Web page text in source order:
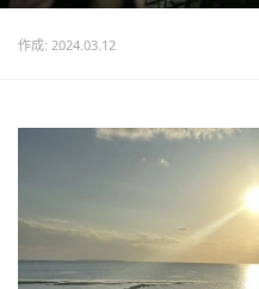
作成: 2024.03.12